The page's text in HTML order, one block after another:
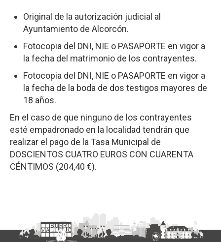
Original de la autorización judicial al
Ayuntamiento de Alcorcón.
Fotocopia del DNI, NIE o PASAPORTE en vigor a
la fecha del matrimonio de los contrayentes.
Fotocopia del DNI, NIE o PASAPORTE en vigor a
la fecha de la boda de dos testigos mayores de
18 años.
En el caso de que ninguno de los contrayentes
esté empadronado en la localidad tendrán que
realizar el pago de la Tasa Municipal de
DOSCIENTOS CUATRO EUROS CON CUARENTA
CÉNTIMOS (204,40 €).